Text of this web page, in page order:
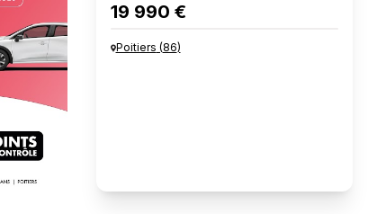
19 990 €
Poitiers (86)